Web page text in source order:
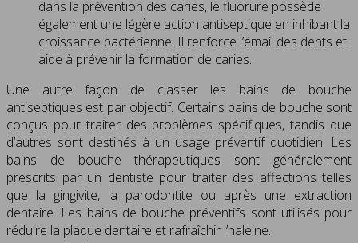
dans la prévention des caries, le fluorure possède
également une légère action antiseptique en inhibant la
croissance bactérienne. Il renforce l’émail des dents et
aide à prévenir la formation de caries.
Une autre façon de classer les bains de bouche
antiseptiques est par objectif. Certains bains de bouche sont
conçus pour traiter des problèmes spécifiques, tandis que
d’autres sont destinés à un usage préventif quotidien. Les
bains de bouche thérapeutiques sont généralement
prescrits par un dentiste pour traiter des affections telles
que la gingivite, la parodontite ou après une extraction
dentaire. Les bains de bouche préventifs sont utilisés pour
réduire la plaque dentaire et rafraîchir l’haleine.